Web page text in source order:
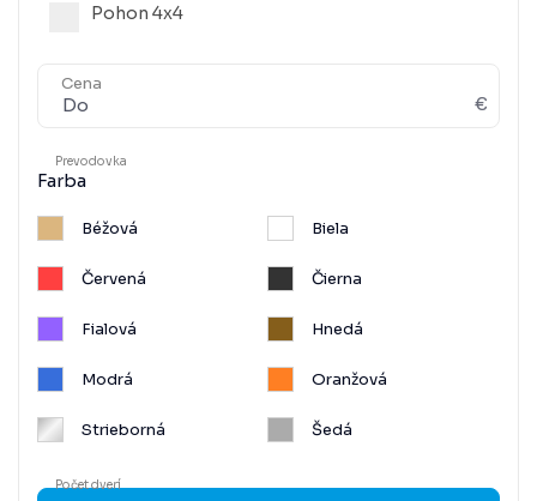
Pohon 4x4
Cena
€
Prevodovka
Farba
Béžová Biela
Červená Čierna
Fialová Hnedá
Modrá Oranžová
Strieborná Šedá
Zelená
Počet dverí